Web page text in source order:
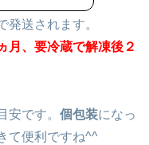
発送されます。
月、要冷蔵で解凍後２
安です。 個包装になっ
て便利ですね^^